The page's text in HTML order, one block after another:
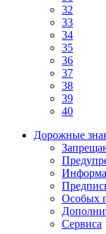
32
33
34
35
36
37
38
39
40
Дорожные
Особых
Сервиса